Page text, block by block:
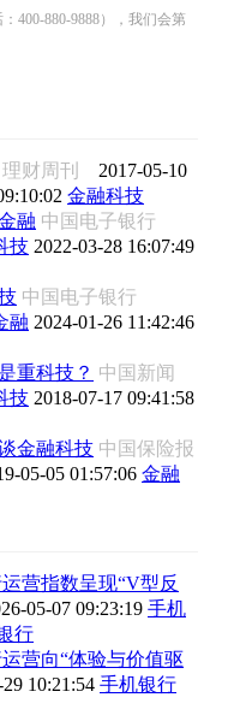
400-880-9888），我们会第
理财周刊 2017-05-10
金融科技
融 中国电子银行
技 2022-03-28 16:07:49
中国电子银行
融 2024-01-26 11:42:46
重科技？ 中国新闻
技 2018-07-17 09:41:58
金融科技 中国保险报
05-05 01:57:06 金融
营指数呈现“V型反
05-07 09:23:19 手机
行
营向“体验与价值驱
10:21:54 手机银行